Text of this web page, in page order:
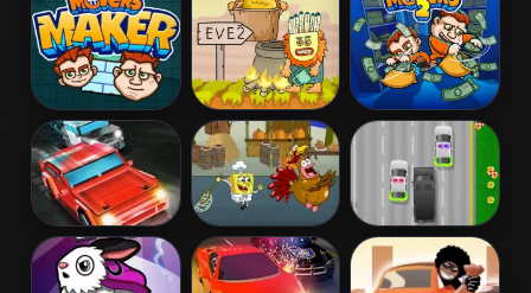
Money Movers Adam and Eve
2
Money Movers
Car vs Cops
Online
Bob Esponja:
Quirky Turkey
The Heist